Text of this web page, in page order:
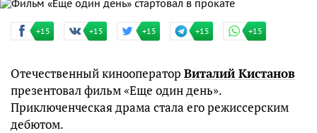
+15 +15 +15 +15 +15
Отечественный кинооператор Виталий Кистанов
презентовал фильм «Еще один день».
Приключенческая драма стала его режиссерским
дебютом.